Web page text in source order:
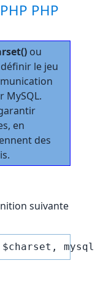
PHP
ou
le jeu
MySQL.
en
des
suivante